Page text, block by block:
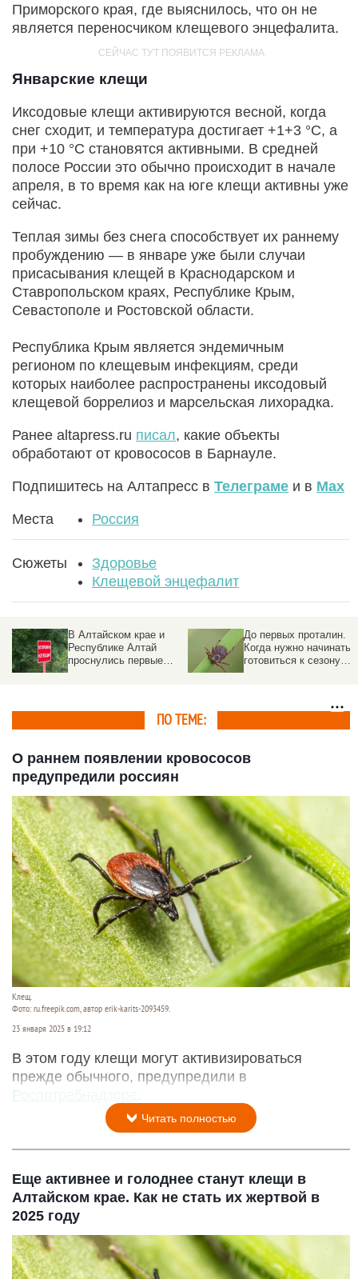
Приморского края, где выяснилось, что он не
является переносчиком клещевого энцефалита.
Январские клещи
Иксодовые клещи активируются весной, когда
снег сходит, и температура достигает +1+3 °C, а
при +10 °C становятся активными. В средней
полосе России это обычно происходит в начале
апреля, в то время как на юге клещи активны уже
сейчас.
Теплая зимы без снега способствует их раннему
пробуждению — в январе уже были случаи
присасывания клещей в Краснодарском и
Ставропольском краях, Республике Крым,
Севастополе и Ростовской области.
Республика Крым является эндемичным
регионом по клещевым инфекциям, среди
которых наиболее распространены иксодовый
клещевой боррелиоз и марсельская лихорадка.
Ранее altapress.ru писал, какие объекты
обработают от кровососов в Барнауле.
Подпишитесь на Алтапресс в Телеграме и в Max
Места Россия
Сюжеты
Здоровье
Клещевой энцефалит
В Алтайском крае и
Республике Алтай
проснулись первые
До первых проталин.
Когда нужно начинать
готовиться к сезону
ПО ТЕМЕ:
О раннем появлении кровососов
предупредили россиян
Клещ.
Фото: ru.freepik.com, автор erik-karits-2093459.
23 января 2025 в 19:12
В этом году клещи могут активизироваться
прежде обычного, предупредили в
Роспотребнадзоре
Читать полностью
Еще активнее и голоднее станут клещи в
Алтайском крае. Как не стать их жертвой в
2025 году